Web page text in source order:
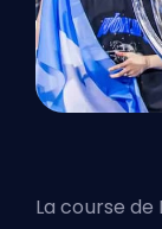
La course de